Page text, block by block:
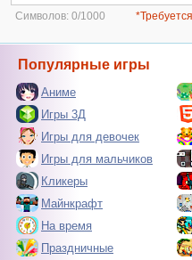
Символов: 0/1000
Популярные игры
Аниме
Игры 3Д
Игры для девочек
Игры для мальчиков
Кликеры
Майнкрафт
На время
Праздничные